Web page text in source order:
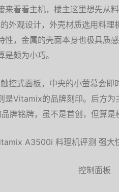
来看看主机，楼主这里想先从
外观设计，外壳材质选用料理
性，金属的壳面本身也极具质
颇为小巧。
控式面板，中央的小萤幕会即
是Vitamix的品牌刻印。后方
牌铭牌，虽不是首创，但算
控制面板